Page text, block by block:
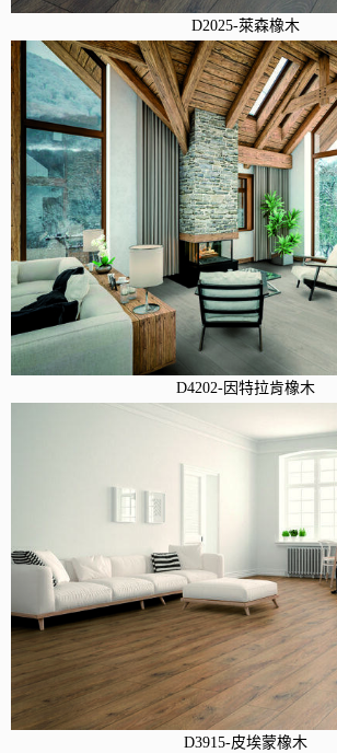
D2025-萊森橡木
D4202-因特拉肯橡木
D3915-皮埃蒙橡木